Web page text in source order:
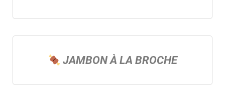
JAMBON À LA BROCHE